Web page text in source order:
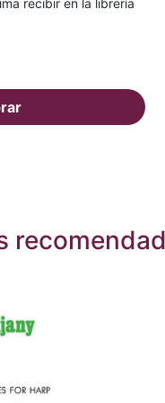
recibir en la librería